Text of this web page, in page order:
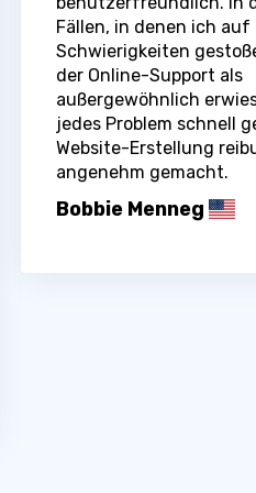
Fällen, in denen ich auf
Schwierigkeiten
der Online-Support als
außergewöhnlich
jedes Problem schnell
Website-Erstellung
angenehm gemacht.
Bobbie Menneg